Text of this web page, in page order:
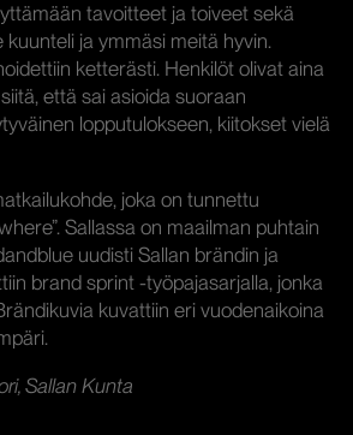
tavoitteet ja toiveet sekä
ja ymmäsi meitä hyvin.
ketterästi. Henkilöt olivat aina
että sai asioida suoraan
lopputulokseen, kiitokset vielä
joka on tunnettu
Sallassa on maailman puhtain
uudisti Sallan brändin ja
brand sprint -työpajasarjalla, jonka
kuvattiin eri vuodenaikoina
Sallan Kunta